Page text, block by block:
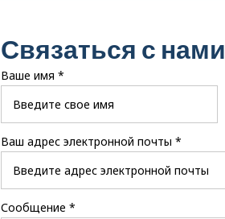
Связаться с нами
Ваше имя *
Ваш адрес электронной почты *
Сообщение *